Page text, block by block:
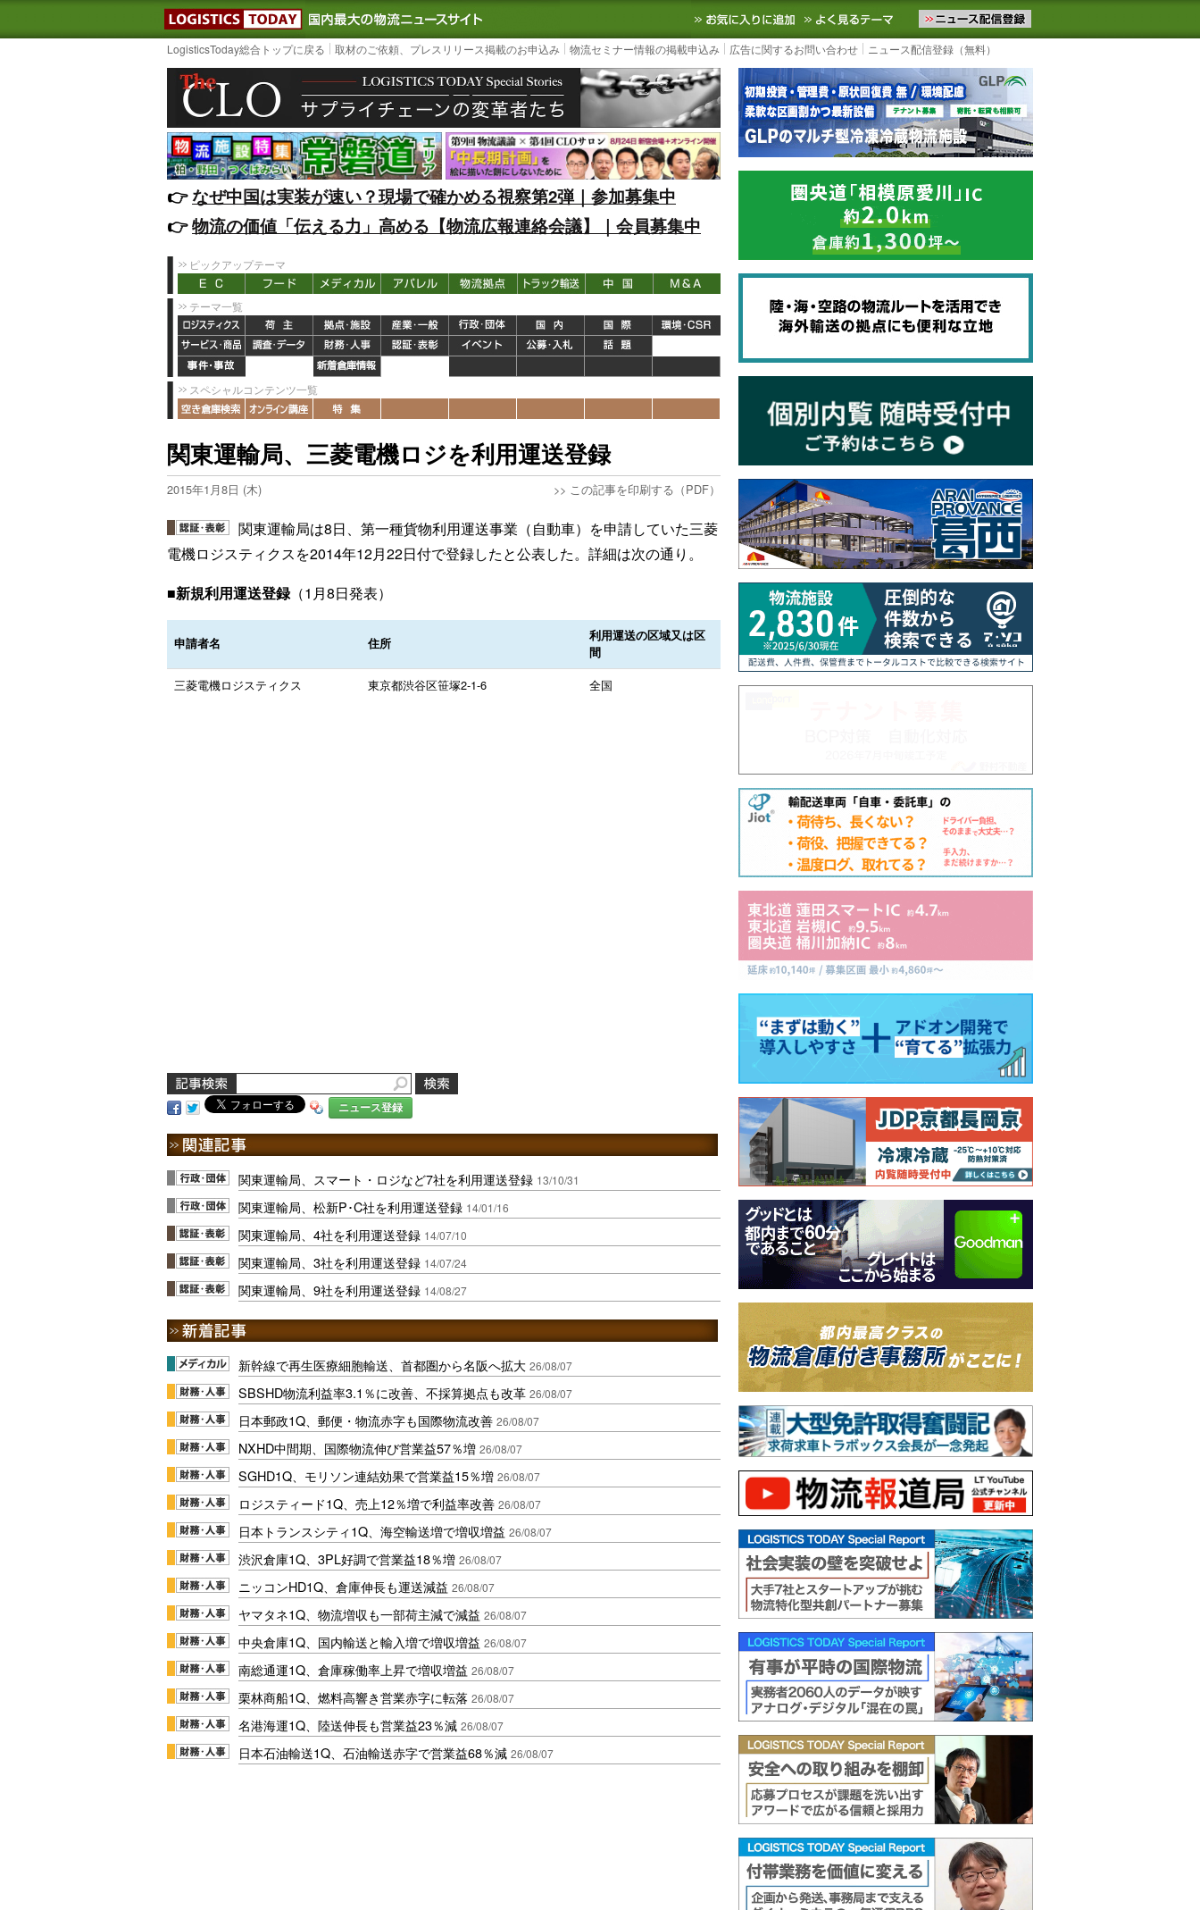
LOGISTICS TODAY｜国内最大の物流ニュースサイト3PL, SCMなど国内外の最新の物流ニュースをお届けします。物流ニュースメール配信を登録す
お気に入りに追加 よく見るテーマ
LogisticsToday総合トップに戻る 取材のご依頼、プレスリリース掲載のお申込み 物流セミナー情報の掲載申込み 広告に関するお問い合わせ ニュース配信登録（無料）
👉️なぜ中国は実装が速い？現場で確かめる視察第2弾｜参加募集中
👉️物流の価値「伝える力」高める【物流広報連絡会議】｜会員募集中
ピックアップテーマ
テーマ一覧
スペシャルコンテンツ一覧
関東運輸局、三菱電機ロジを利用運送登録
2015年1月8日 (木) >> この記事を印刷する（PDF）
関東運輸局は8日、第一種貨物利用運送事業（自動車）を申請していた三菱
電機ロジスティクスを2014年12月22日付で登録したと公表した。詳細は次の通り。
■新規利用運送登録（1月8日発表）
申請者名 住所
利用運送の区域又は区
間
三菱電機ロジスティクス 東京都渋谷区笹塚2-1-6 全国
ニュース登録
関東運輸局、スマート・ロジなど7社を利用運送登録 13/10/31
関東運輸局、松新P･C社を利用運送登録 14/01/16
関東運輸局、4社を利用運送登録 14/07/10
関東運輸局、3社を利用運送登録 14/07/24
関東運輸局、9社を利用運送登録 14/08/27
新幹線で再生医療細胞輸送、首都圏から名阪へ拡大 26/08/07
SBSHD物流利益率3.1％に改善、不採算拠点も改革 26/08/07
日本郵政1Q、郵便・物流赤字も国際物流改善 26/08/07
NXHD中間期、国際物流伸び営業益57％増 26/08/07
SGHD1Q、モリソン連結効果で営業益15％増 26/08/07
ロジスティード1Q、売上12％増で利益率改善 26/08/07
日本トランスシティ1Q、海空輸送増で増収増益 26/08/07
渋沢倉庫1Q、3PL好調で営業益18％増 26/08/07
ニッコンHD1Q、倉庫伸長も運送減益 26/08/07
ヤマタネ1Q、物流増収も一部荷主減で減益 26/08/07
中央倉庫1Q、国内輸送と輸入増で増収増益 26/08/07
南総通運1Q、倉庫稼働率上昇で増収増益 26/08/07
栗林商船1Q、燃料高響き営業赤字に転落 26/08/07
名港海運1Q、陸送伸長も営業益23％減 26/08/07
日本石油輸送1Q、石油輸送赤字で営業益68％減 26/08/07